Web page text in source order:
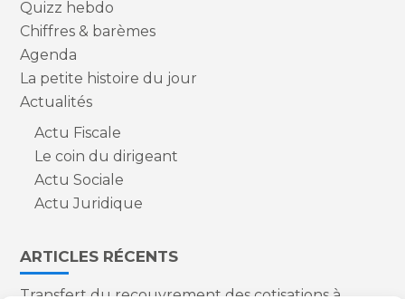
Quizz hebdo
Chiffres & barèmes
Agenda
La petite histoire du jour
Actualités
Actu Fiscale
Le coin du dirigeant
Actu Sociale
Actu Juridique
ARTICLES RÉCENTS
Transfert du recouvrement des cotisations à